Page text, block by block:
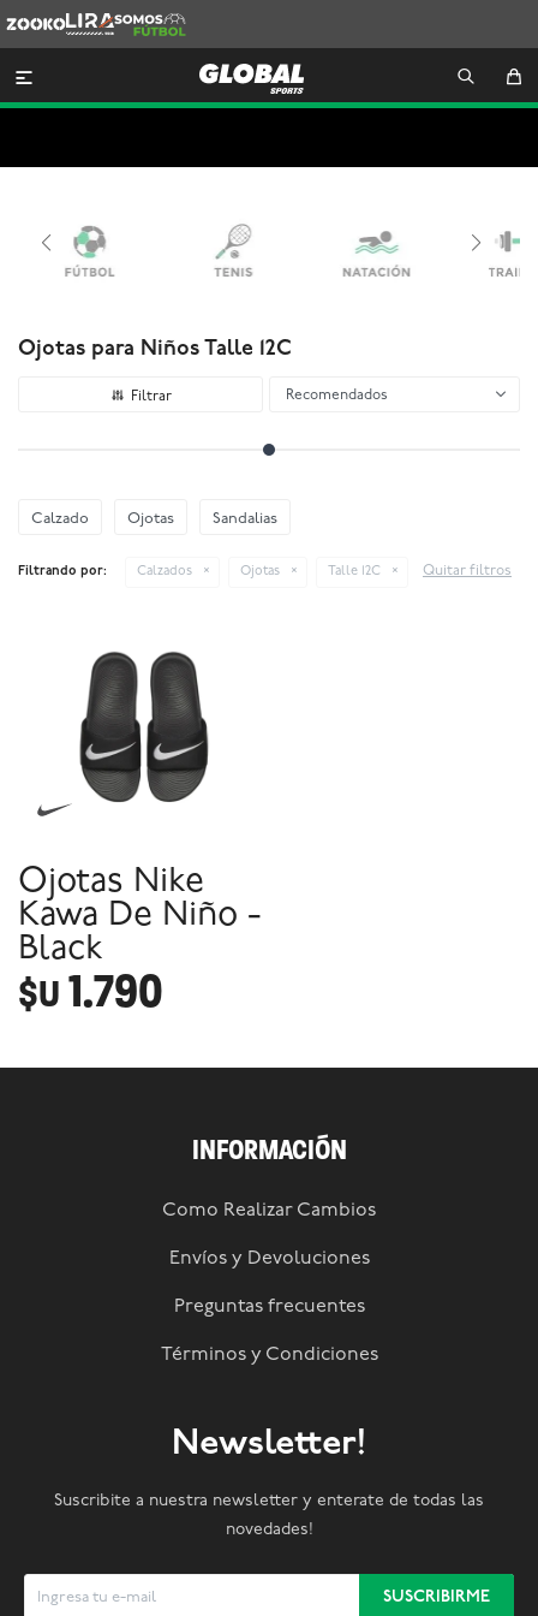
Lira
Somos
Futbol

Ojotas para Niños Talle 12C
Recomendados
Calzado Ojotas Sandalias
Filtrando por: Calzados Ojotas Talle 12C Quitar filtros
Ojotas Nike
Kawa De Niño -
Black
$U 1.790
INFORMACIÓN
Como Realizar Cambios
Envíos y Devoluciones
Preguntas frecuentes
Términos y Condiciones
Newsletter!
Suscribite a nuestra newsletter y enterate de todas las
novedades!
SUSCRIBIRME